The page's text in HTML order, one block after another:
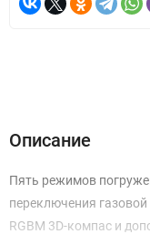
Описание
Пять режимов
переключения
RGBM 3D-компас и